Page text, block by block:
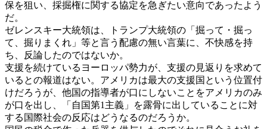
保を狙い、採掘権に関する協定を急ぎたい意向であったよう
だ。
ゼレンスキー大統領は、トランプ大統領の「掘って・掘っ
て、掘りまくれ」等と言う配慮の無い言葉に、不快感を持
ち、反論したのではないか。
支援を続けているヨーロッパ勢力が、支援の見返りを求めて
いるとの報道はない。アメリカは最大の支援国という位置付
けだろうが、他国の指導者が口にしないことをアメリカのみ
が口を出し、「自国第1主義」を露骨に出していることに対
する国際社会の反応はどうなるのだろうか。